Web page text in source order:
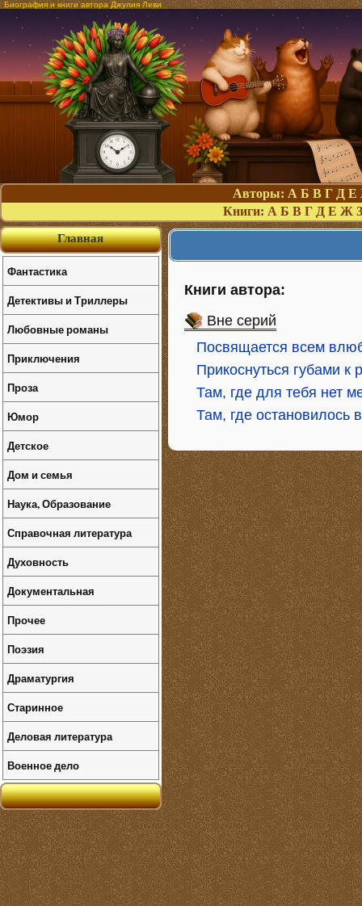
Биография и книги автора Джулия Леви
Авторы: А Б В Г Д Е
Книги: А Б В Г Д Е Ж З
Книги автора:
Вне серий
Посвящается всем
Прикоснуться губами к
Там, где для тебя нет
Там, где остановилось
Главная
Фантастика
Детективы и Триллеры
Любовные романы
Приключения
Проза
Юмор
Детское
Дом и семья
Наука, Образование
Справочная литература
Духовность
Документальная
Прочее
Поэзия
Драматургия
Старинное
Деловая литература
Военное дело